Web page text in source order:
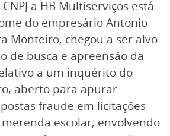
a HB Multiserviços está
do empresário Antonio
Monteiro, chegou a ser alvo
de busca e apreensão da
a um inquérito do
aberto para apurar
fraude em licitações
escolar, envolvendo